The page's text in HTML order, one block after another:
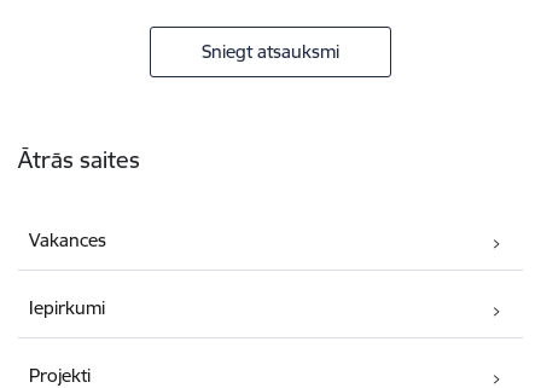
Sniegt atsauksmi
Ātrās saites
Vakances
Iepirkumi
Projekti